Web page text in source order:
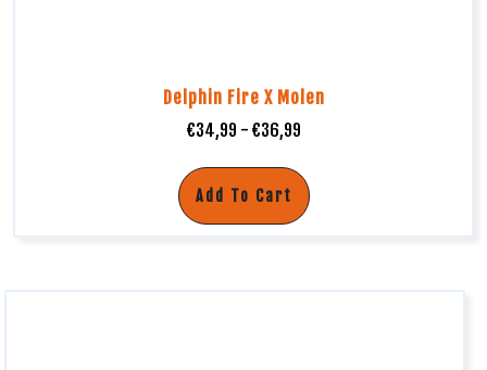
Delphin Fire X Molen
€34,99 - €36,99
Add To Cart